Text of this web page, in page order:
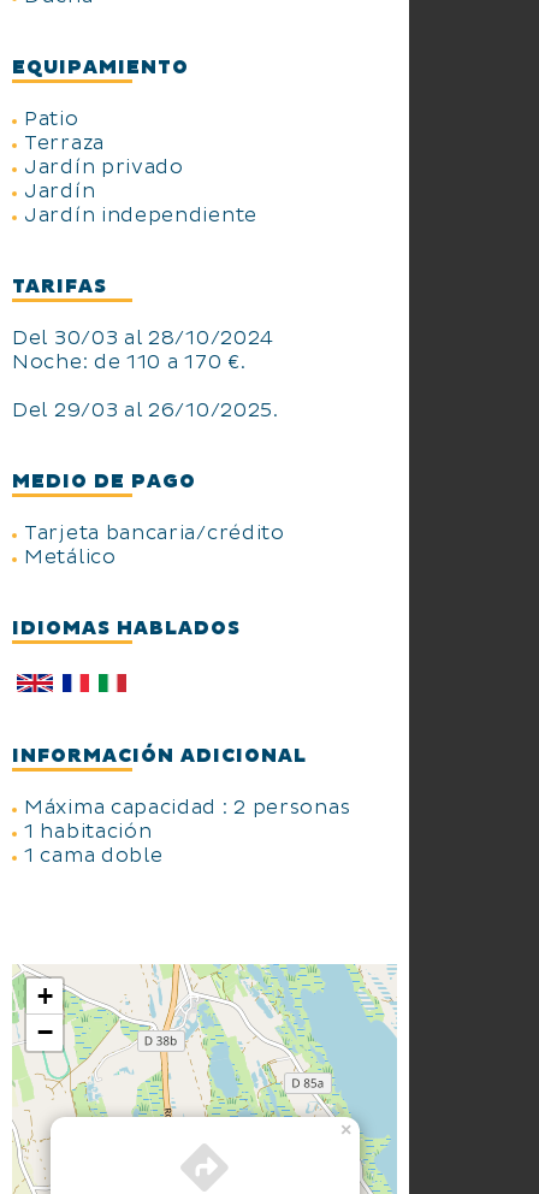
EQUIPAMIENTO
Patio
Terraza
Jardín privado
Jardín
Jardín independiente
TARIFAS
Del 30/03 al 28/10/2024
Noche: de 110 a 170 €.
Del 29/03 al 26/10/2025.
MEDIO DE PAGO
Tarjeta bancaria/crédito
Metálico
IDIOMAS HABLADOS
INFORMACIÓN ADICIONAL
Máxima capacidad : 2 personas
1 habitación
1 cama doble
×
+
−